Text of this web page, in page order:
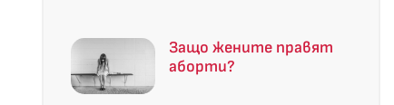
Защо жените правят
аборти?